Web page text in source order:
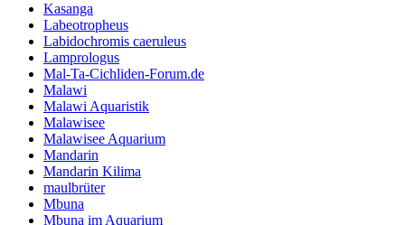
Kasanga
Labeotropheus
Labidochromis caeruleus
Lamprologus
Mal-Ta-Cichliden-Forum.de
Malawi
Malawi Aquaristik
Malawisee
Malawisee Aquarium
Mandarin
Mandarin Kilima
maulbrüter
Mbuna
Mbuna im Aquarium